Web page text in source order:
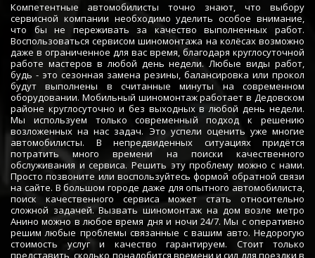
Компетентные автомобилисты точно знают, что выбору
сервисной компании необходимо уделить особое внимание,
что бы не переживать за качество выполненных работ.
Воспользоваться сервисом шиномонтажа на колёсах возможно
даже в ограниченное для вас время, благодаря круглосуточной
работе мастеров в любой день недели. Любые виды работ,
будь - это сезонная замена резины, балансировка или прокол
будут выполнены в считанные минуты на современном
оборудовании. Мобильный шиномонтаж работает в Дедовском
районе круглосуточно и без выходных в любой день недели.
Мы используем только современный подход к решению
возложенных на нас задач. Это успели оценить уже многие
автомобилисты. В непредвиденных ситуациях придётся
потратить много времени на поиски качественного
обслуживания и сервиса. Решить эту проблему можно с нами.
Просто позвоните или воспользуйтесь формой обратной связи
на сайте. В большом городе даже для опытного автомобилиста,
поиск качественного сервиса может стать относительно
сложной задачей. Вызвать шиномонтаж на дом возле метро
Анино можно в любое время дня и ночи 24/7. Мы с оперативно
решим любые проблемы связанные с вашим авто. Недорогую
стоимость услуг и качество гарантируем. Стоит только
представить, сколько понадобится времени и сил для поездки в